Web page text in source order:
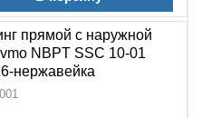
прямой с наружной
NBPT SSC 10-01
нержавейка